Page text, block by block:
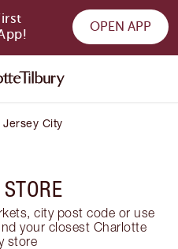
OPEN APP
Jersey City
city post code or use
your closest Charlotte
store